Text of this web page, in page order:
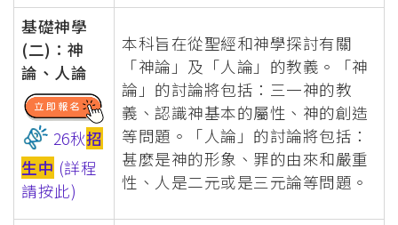
基礎神學
(二)：神
論、人論
26秋招
生中 (詳程
請按此)
本科旨在從聖經和神學探討有關
「神論」及「人論」的教義。「神
論」的討論將包括：三一神的教
義、認識神基本的屬性、神的創造
等問題。「人論」的討論將包括：
甚麼是神的形象、罪的由來和嚴重
性、人是二元或是三元論等問題。